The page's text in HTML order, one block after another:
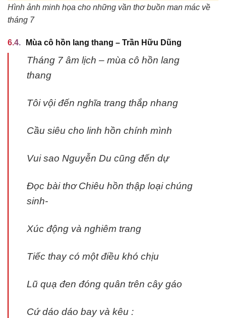
Hình ảnh minh họa cho những vần thơ buồn man mác về
tháng 7
Mùa cô hồn lang thang – Trần Hữu Dũng
Tháng 7 âm lịch – mùa cô hồn lang
thang
Tôi vội đến nghĩa trang thắp nhang
Cầu siêu cho linh hồn chính mình
Vui sao Nguyễn Du cũng đến dự
Đọc bài thơ Chiêu hồn thập loại chúng
sinh-
Xúc động và nghiêm trang
Tiếc thay có một điều khó chịu
Lũ quạ đen đóng quân trên cây gáo
Cứ dáo dáo bay và kêu :